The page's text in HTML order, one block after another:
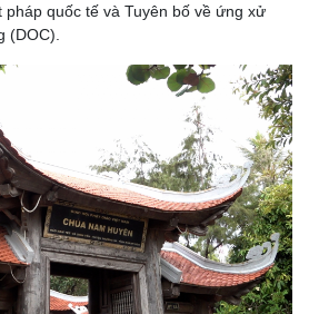
quốc tế và Tuyên bố về ứng xử
(DOC).